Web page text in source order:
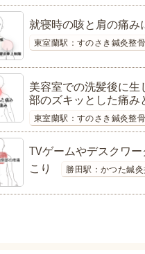
就寝時の咳と肩の痛み
東室蘭駅：すのさき鍼灸整
美容室での洗髪後に生
部のズキッとした痛み
東室蘭駅：すのさき鍼灸整
TVゲームやデスクワ
こり
勝田駅：かつた鍼